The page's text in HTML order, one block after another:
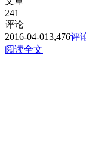
241
评论
2016-04-013,476评
阅读全文